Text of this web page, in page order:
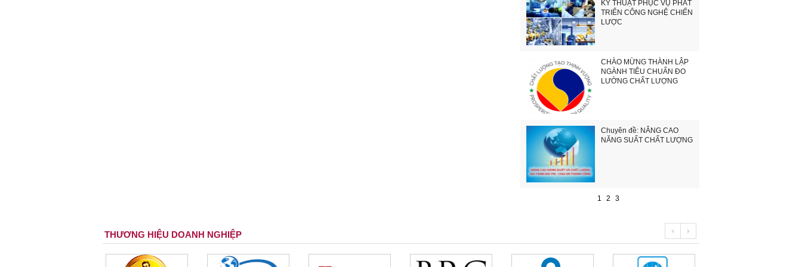
KỸ THUẬT PHỤC VỤ PHÁT
TRIỂN CÔNG NGHỆ CHIẾN
LƯỢC
CHÀO MỪNG THÀNH LẬP
NGÀNH TIÊU CHUẨN ĐO
LƯỜNG CHẤT LƯỢNG
Chuyên đề: NÂNG CAO
NĂNG SUẤT CHẤT LƯỢNG
1 2 3
THƯƠNG HIỆU DOANH NGHIỆP